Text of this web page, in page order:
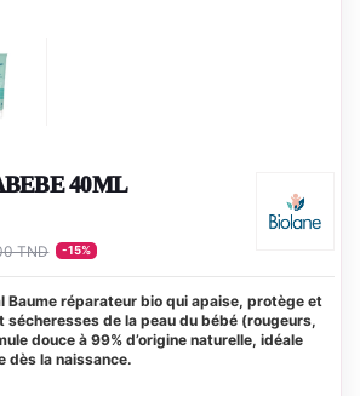
40ML
TND -15%
Baume réparateur bio qui apaise, protège et
de la peau du bébé (rougeurs,
douce à 99% d’origine naturelle, idéale
dès la naissance.